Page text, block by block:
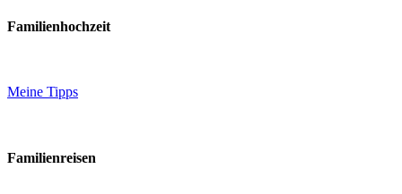
Familienhochzeit
Meine Tipps
Familienreisen